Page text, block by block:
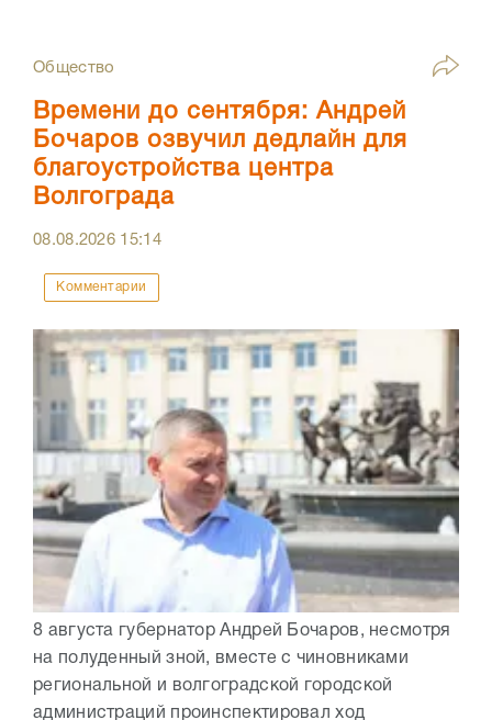
Общество
Времени до сентября: Андрей
Бочаров озвучил дедлайн для
благоустройства центра
Волгограда
08.08.2026 15:14
Комментарии
8 августа губернатор Андрей Бочаров, несмотря
на полуденный зной, вместе с чиновниками
региональной и волгоградской городской
администраций проинспектировал ход